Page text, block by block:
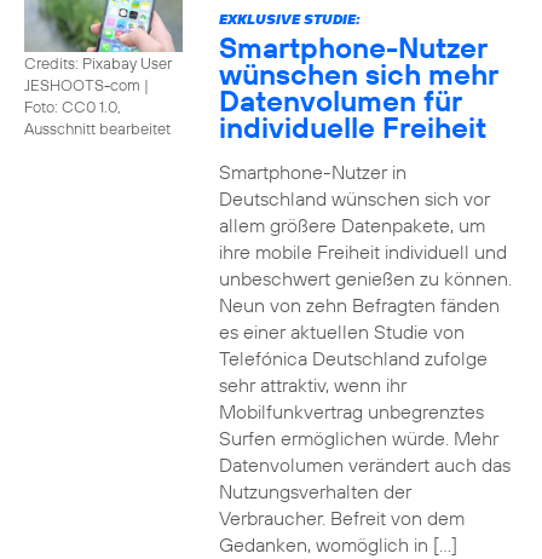
Credits: Pixabay User
JESHOOTS-com |
Foto: CC0 1.0,
Ausschnitt bearbeitet
EXKLUSIVE STUDIE:
Smartphone-Nutzer
wünschen sich mehr
Datenvolumen für
individuelle Freiheit
Smartphone-Nutzer in
Deutschland wünschen sich vor
allem größere Datenpakete, um
ihre mobile Freiheit individuell und
unbeschwert genießen zu können.
Neun von zehn Befragten fänden
es einer aktuellen Studie von
Telefónica Deutschland zufolge
sehr attraktiv, wenn ihr
Mobilfunkvertrag unbegrenztes
Surfen ermöglichen würde. Mehr
Datenvolumen verändert auch das
Nutzungsverhalten der
Verbraucher. Befreit von dem
Gedanken, womöglich in […]